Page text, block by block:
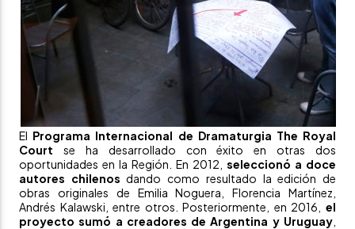
El Programa Internacional de Dramaturgia The Royal
Court se ha desarrollado con éxito en otras dos
oportunidades en la Región. En 2012, seleccionó a doce
autores chilenos dando como resultado la edición de
obras originales de Emilia Noguera, Florencia Martínez,
Andrés Kalawski, entre otros. Posteriormente, en 2016, el
proyecto sumó a creadores de Argentina y Uruguay